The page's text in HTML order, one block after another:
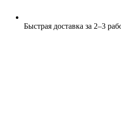
Быстрая доставка за 2–3